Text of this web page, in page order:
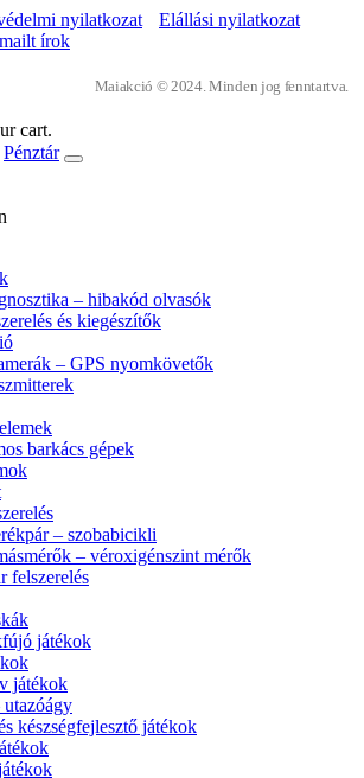
nyilatkozat
Elállási nyilatkozat
írok
Maiakció © 2024. Minden jog fenntartva.
cart.
Pénztár
– hibakód olvasók
és kiegészítők
– GPS nyomkövetők
barkács gépek
– szobabicikli
– véroxigénszint mérők
felszerelés
játékok
játékok
utazóágy
készségfejlesztő játékok